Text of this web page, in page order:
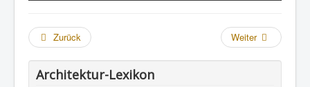
Zurück Weiter
Architektur-Lexikon